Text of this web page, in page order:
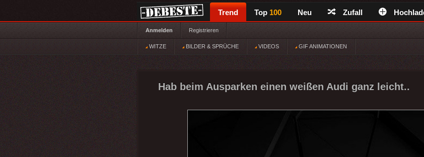
Trend Top 100 Neu Zufall
Anmelden Registrieren
WITZE BILDER & SPRÜCHE VIDEOS GIF ANIMATIONEN
Hab beim Ausparken einen weißen Audi ganz leicht..